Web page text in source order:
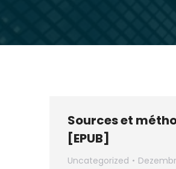
Sources et
[EPUB]
Uncategorized